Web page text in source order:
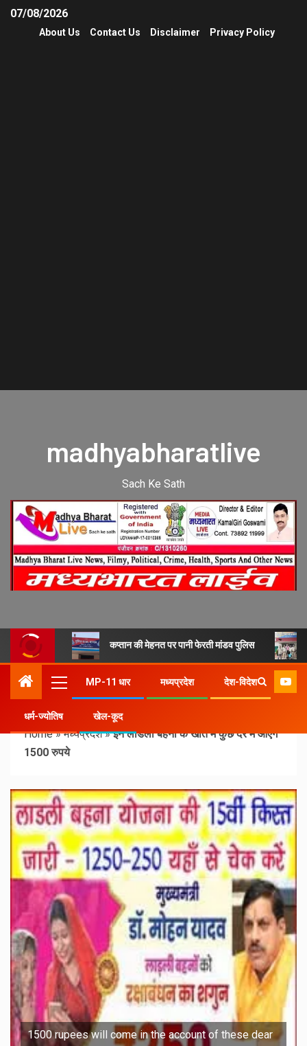
07/08/2026
About Us Contact Us Disclaimer Privacy Policy
madhyabharatlive
Sach Ke Sath
कप्तान की मेहनत पर पानी फेरती मांडव पुलिस
MP-11 धार मध्यप्रदेश देश-विदेश
धर्म-ज्योतिष खेल-कूद
Home»मध्यप्रदेश»इन लाडली बहनों के खाते में कुछ देर में आएंगे
1500 रुपये
1500 rupees will come in the account of these dear